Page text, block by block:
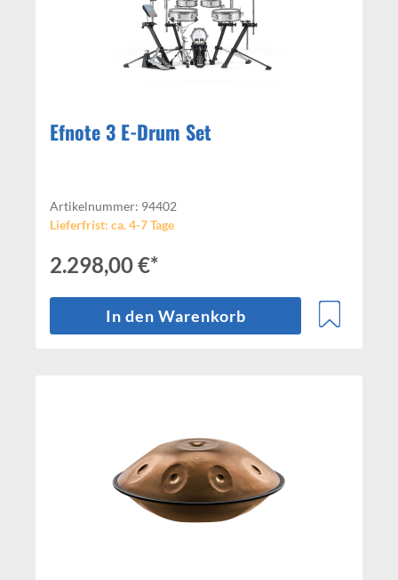
Efnote 3 E-Drum Set
Artikelnummer: 94402
Lieferfrist: ca. 4-7 Tage
2.298,00 €*
In den Warenkorb